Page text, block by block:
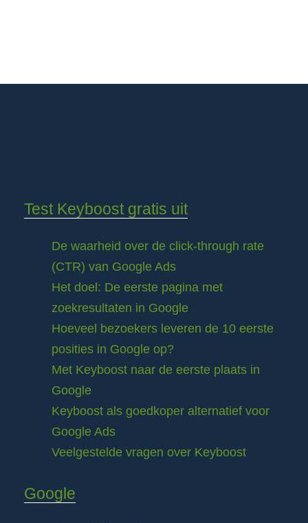
Test Keyboost gratis uit
De waarheid over de click-through rate
(CTR) van Google Ads
Het doel: De eerste pagina met
zoekresultaten in Google
Hoeveel bezoekers leveren de 10 eerste
posities in Google op?
Met Keyboost naar de eerste plaats in
Google
Keyboost als goedkoper alternatief voor
Google Ads
Veelgestelde vragen over Keyboost
Google